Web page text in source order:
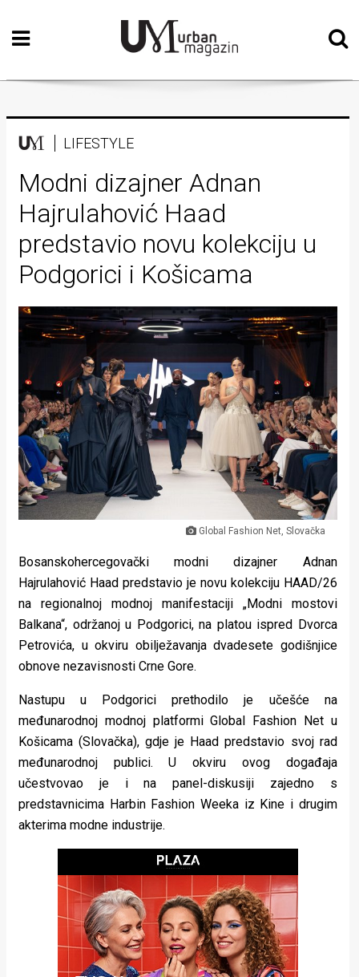
Početna
Vizualne
Teatar
Književnost
Muzika
Film
Intervju
Kolumne
Kultura
Lifestyle
Beauty
Fashion
Zdravlje
Za
Život
u
Ideje
koje
Urban
Places
Aktivizam
LIFESTYLE
Modni dizajner Adnan
Hajrulahović Haad
predstavio novu kolekciju u
Podgorici i Košicama
Global Fashion Net, Slovačka
Bosanskohercegovački modni dizajner Adnan
Hajrulahović Haad predstavio je novu kolekciju HAAD/26
na regionalnoj modnoj manifestaciji „Modni mostovi
Balkana“, održanoj u Podgorici, na platou ispred Dvorca
Petrovića, u okviru obilježavanja dvadesete godišnjice
obnove nezavisnosti Crne Gore.
Nastupu u Podgorici prethodilo je učešće na
međunarodnoj modnoj platformi Global Fashion Net u
Košicama (Slovačka), gdje je Haad predstavio svoj rad
međunarodnoj publici. U okviru ovog događaja
učestvovao je i na panel-diskusiji zajedno s
predstavnicima Harbin Fashion Weeka iz Kine i drugim
akterima modne industrije.